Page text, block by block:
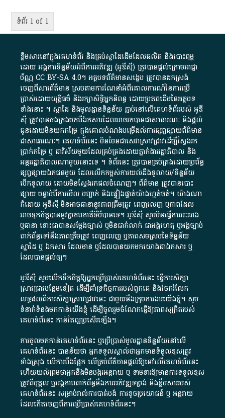
ទំព័រ 1 of 1
ខ្លឹមសារ​នៅ​ក្នុង​គេហទំព័រ និង​គ្រប់​ស្នា​ដៃ​ដើម​ដែល​ផលិត​ និង​បោះពុម្ព​
ដោយ​ អង្គការ​ទិន្នន័យ​អំពី​ការអភិវឌ្ឍ​​ (អូ​ឌី​ស៊ី)​ ត្រូវ​បាន​ផ្តល់​ក្រោម​អាជ្ញា
ប័ណ្ណ​CC BY-SA 4.0។​ អត្ថបទ​ព័ត៌មាន​សង្ខេប​ ត្រូវ​បាន​ដកស្រង់​
ចេញពី​សារព័ត៌មាន ស្របតាមការ​ណែនាំ​អំពី​គោលការណ៍​នៃ​ការ​ប្រើ
ប្រាស់​ដោយ​យុត្តិធម៌​ និង​រក្សាសិទ្ធិអ្នកនិពន្ធ ដោយ​ប្រភពដើម​នៃ​​អត្ថបទ
ទាំង​នោះ​ ។​ ស្នាដៃ​ និង​មូលដ្ឋាន​ទិន្នន័យ ​ភ្ជាប់​នៅ​លើ​គេហទំព័រ​របស់​ អូ​ឌី​
ស៊ី​ ត្រូវ​បាន​ចងក្រង​មក​ពី​ឯកសារ​ដែល​អាច​រក​បានជា​សាធារណៈ​ និង​ផ្តល់​
ជូន​ដោយ​មិន​យក​កម្រៃ​ ក្នុង​គោលបំណង​បម្រើ​ដល់ការ​ផ្សព្វផ្សាយ​ព័ត៌មាន​
ជា​សាធារណៈ​។​ គេហទំព័រ​នេះ​ មិនមែន​ជា​សេវា​ស្រាវជ្រាវ​ដើម្បី​ស្វែងរក
ប្រាក់​កម្រៃ​ ឬ​ ជា​វិស័យ​មួយ​ដែល​គ្រប់គ្រង​ដោយ​ភ្នាក់ងារ​រដ្ឋាភិបាល​ និង ​
អន្តររដ្ឋាភិបាល​ណាមួយ​នោះ​ទេ ​។​ ទំព័រ​នេះ​ ត្រូវ​បាន​គ្រប់គ្រង​ដោយ​ប្រព័ន្ធ​
ផ្សព្វផ្សាយ​ឯកជន​មួយ​ ដែល​លើកកម្ពស់​ការ​យល់​ដឹង​ទូលាយ​/​ទិន្នន័យ​
បើក​ទូលាយ​ ដោយ​មិនស្វែង​រក​ផល​ចំណេញ​។​ ព័ត៌មាន​ ត្រូវ​បាន​បោះ
ផ្សាយ​ បន្ទាប់​ពី​ការ​មើល​ បញ្ជាក់​ និង​ផ្ទៀងផ្ទាត់​យ៉ាង​ហ្មត់ចត់​។​ យ៉ាងណា​
ក៏​ដោយ​ អូ​ឌី​ស៊ី​ មិន​អាច​ធានា​នូវ​ភាព​ត្រឹមត្រូវ​ ពេញលេញ​ ឬ​ភាព​ដែល​
អាច​ទុកចិត្ត​បាននូវ​ប្រភព​ភាគី​ទី​បី​បាន​ទេ​។​ អូ​ឌី​ស៊ី​ សូម​មិន​ធ្វើការ​អះអាង​
ឬ​ធានា​ ទោះជា​បាន​សម្តែង​ច្បាស់​ ឬ​មិន​ជាក់លាក់​ ជា​អង្គហេតុ​ ឬ​អង្គច្បាប់​
ពាក់ព័ន្ធ​ទៅ​នឹង​ភាព​ត្រឹមត្រូវ​ ពេញលេញ​ ឬ​ភាព​សម​ស្រប​នៃ​ទិន្នន័យ​
ស្នាដៃ​ ឬ​ ឯកសារ​ ដែល​មាន​ ឬ​ដែល​បាន​យក​មក​យោង​ជា​ឯកសារ​ ឬ​
ដែល​បាន​ផ្តល់​ឲ្យ​។
អូឌីស៊ី សូមលើកទឹកចិត្តឱ្យអ្នកប្រើប្រាស់គេហទំព័រនេះ ធ្វើការសិក្សា
ស្រាវជ្រាវបន្ថែមទៀត ដើម្បីគាំទ្រកិច្ចការ​របស់ពួកគេ និងចែករំលែក
លទ្ធផលពីការសិក្សាស្រាវជ្រាវនេះ ជាមួយនឹងក្រុមការងារយើងខ្ញុំ។ សូម
ទំនាក់ទំនងមកកាន់យើងខ្ញុំ ដើម្បីចូលរួមចំណែកធ្វើឱ្យភាពសុក្រឹតរបស់
គេហទំព័នេះ កាន់តែល្អប្រសើរឡើង។
ការចូលមកកាន់គេហទំព័រនេះ ឬប្រើប្រាស់មូលដ្ឋានទិន្នន័យនៅលើ
គេហទំព័រនេះ បានន័យថា អ្នកទទួលស្គាល់ថាអ្នកមានទំនួលខុសត្រូវ
ទាំងស្រុង លើការពឹងផ្អែក លើគ្រប់ព័ត៌មានផ្តល់ឱ្យនៅលើគេហទំព័រនេះ
ហើយយល់ព្រមថាអ្នកនឹងមិនបង្ករអន្តរាយ ឬ ទាមទារ​ឱ្យមានការទទួលខុស​
ត្រូវពីបុគ្គល ឬអង្គភាពពាក់ព័ន្ធនឹងការអភិវឌ្ឍទម្រង់ និងខ្លឹមសាររបស់
គេហទំព័រនេះ សម្រាប់រាល់ការបាត់បង់ ការខូចប្រយោជន៍ ឬ អន្តរាយ
ដែលកើតចេញពីការប្រើប្រាស់គេហទំព័រនេះ។